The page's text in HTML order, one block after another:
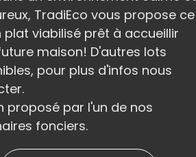
TradiEco vous propose ce
plat viabilisé prêt à accueillir
maison! D'autres lots
pour plus d'infos nous
proposé par l'un de nos
fonciers.